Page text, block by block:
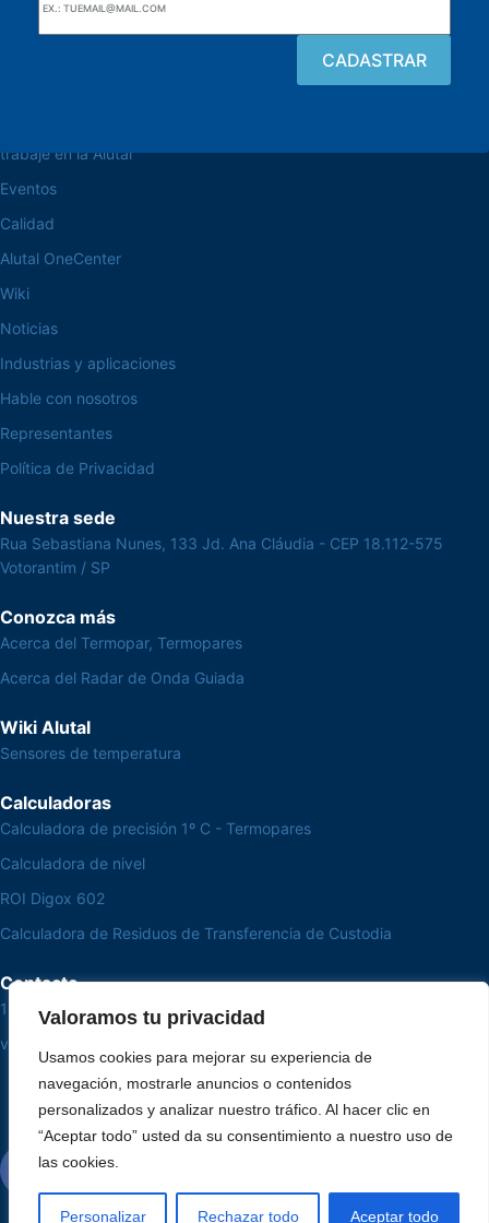
Valoramos tu privacidad
Usamos cookies para mejorar su experiencia de
navegación, mostrarle anuncios o contenidos
personalizados y analizar nuestro tráfico. Al hacer clic en
“Aceptar todo” usted da su consentimiento a nuestro uso de
las cookies.
Personalizar Rechazar todo Aceptar todo
trabaje en la Alutal
Eventos
Calidad
Alutal OneCenter
Wiki
Noticias
Industrias y aplicaciones
Hable con nosotros
Representantes
Política de Privacidad
Nuestra sede
Rua Sebastiana Nunes, 133 Jd. Ana Cláudia - CEP 18.112-575
Votorantim / SP
Conozca más
Acerca del Termopar, Termopares
Acerca del Radar de Onda Guiada
Wiki Alutal
Sensores de temperatura
Calculadoras
Calculadora de precisión 1º C - Termopares
Calculadora de nivel
ROI Digox 602
Calculadora de Residuos de Transferencia de Custodia
Contacto
15 3033-8008
vendas@alutal.com.br